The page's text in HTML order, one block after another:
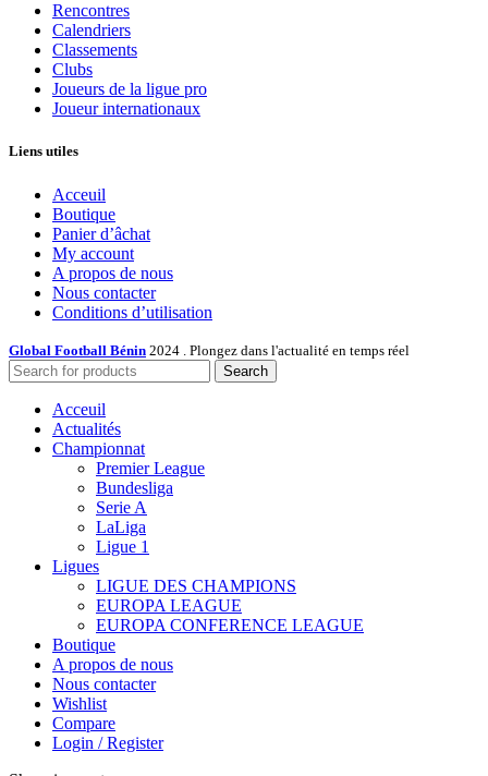
Rencontres
Calendriers
Classements
Clubs
Joueurs de la ligue pro
Joueur internationaux
Liens utiles
Acceuil
Boutique
Panier d’âchat
My account
A propos de nous
Nous contacter
Conditions d’utilisation
Global Football Bénin 2024 . Plongez dans l'actualité en temps réel
Search
Acceuil
Actualités
Championnat
Premier League
Bundesliga
Serie A
LaLiga
Ligue 1
Ligues
LIGUE DES CHAMPIONS
EUROPA LEAGUE
EUROPA CONFERENCE LEAGUE
Boutique
A propos de nous
Nous contacter
Wishlist
Compare
Login / Register